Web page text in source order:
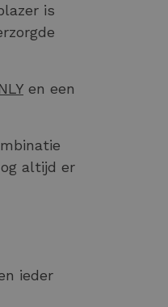
is
en een
altijd er
ieder